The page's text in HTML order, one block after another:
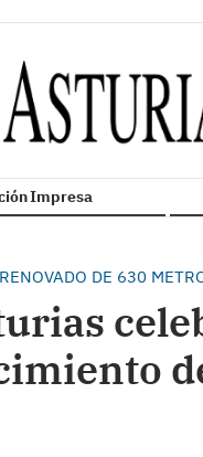
Impresa
DE 630